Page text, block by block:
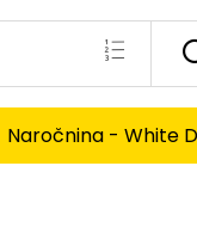
Naročnina - White